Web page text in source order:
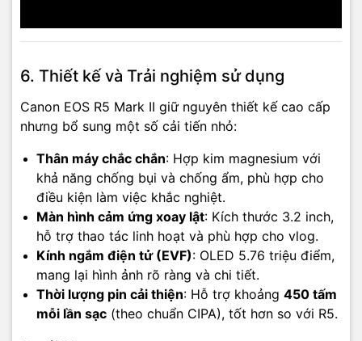
6. Thiết kế và Trải nghiệm sử dụng
Canon EOS R5 Mark II giữ nguyên thiết kế cao cấp
nhưng bổ sung một số cải tiến nhỏ:
Thân máy chắc chắn: Hợp kim magnesium với
khả năng chống bụi và chống ẩm, phù hợp cho
điều kiện làm việc khắc nghiệt.
Màn hình cảm ứng xoay lật: Kích thước 3.2 inch,
hỗ trợ thao tác linh hoạt và phù hợp cho vlog.
Kính ngắm điện tử (EVF): OLED 5.76 triệu điểm,
mang lại hình ảnh rõ ràng và chi tiết.
Thời lượng pin cải thiện: Hỗ trợ khoảng 450 tấm
mỗi lần sạc (theo chuẩn CIPA), tốt hơn so với R5.